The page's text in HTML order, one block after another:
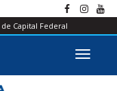
de Capital Federal